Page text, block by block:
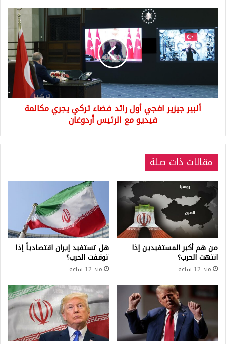
افجي
أول
رائد
فضاء
يجري
مكالمة
أردوغان
ألبير جيزير افجي أول رائد فضاء تركي يجري مكالمة
فيديو مع الرئيس أردوغان
مقالات ذات صلة
من هم أكبر المستفيدين إذا
انتهت الحرب؟
منذ 12 ساعة
هل تستفيد إيران اقتصادياً إذا
توقفت الحرب؟
منذ 12 ساعة